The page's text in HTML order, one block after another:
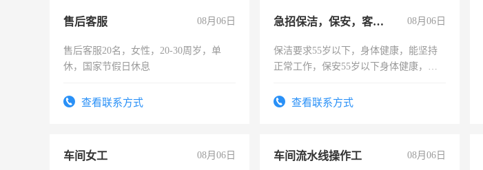
售后客服 08月06日
售后客服20名，女性，20-30周岁，单
休，国家节假日休息
查看联系方式
急招保洁，保安，客服，工程 08月06日
保洁要求55岁以下，身体健康，能坚持
正常工作，保安55岁以下身体健康，有
录，客服要求45岁以下高中以上文化，
查看联系方式
车间女工 08月06日 车间流水线操作工 08月06日